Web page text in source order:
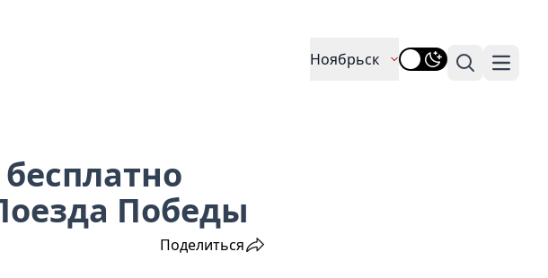
Ноябрьск
Поиск
Победы
Поделиться